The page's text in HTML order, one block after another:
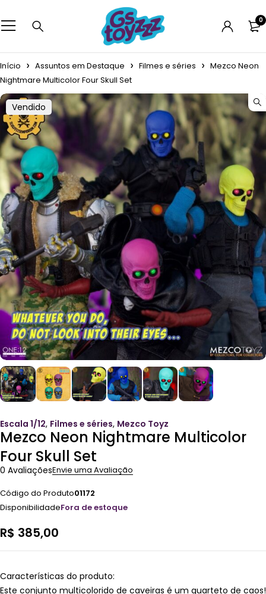
0
Início Assuntos em Destaque Filmes e séries
Mezco Neon
Nightmare Multicolor Four Skull Set
Vendido
Escala 1/12, Filmes e séries, Mezco Toyz
Mezco Neon Nightmare Multicolor
Four Skull Set
0 AvaliaçõesEnvie uma Avaliação
Código do Produto01172
DisponibilidadeFora de estoque
R$ 385,00
Características do produto:
Este conjunto multicolorido de caveiras é um quarteto de caos!